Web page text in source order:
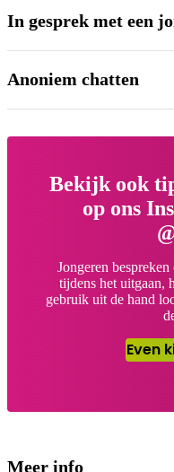
In gesprek met een
Anoniem chatten
Bekijk ook
op ons
Jongeren
tijdens het uitgaan,
gebruik uit de hand
Even
Meer info